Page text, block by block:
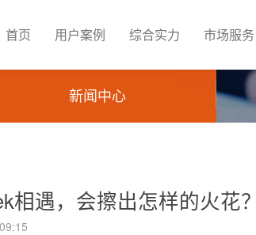
首页 用户案例 综合实力 市场服务
新闻中心
相遇，会擦出怎样的火花？